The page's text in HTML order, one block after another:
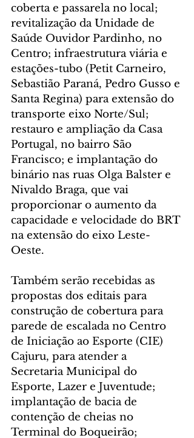
coberta e passarela no local;
revitalização da Unidade de
Saúde Ouvidor Pardinho, no
Centro; infraestrutura viária e
estações-tubo (Petit Carneiro,
Sebastião Paraná, Pedro Gusso e
Santa Regina) para extensão do
transporte eixo Norte/Sul;
restauro e ampliação da Casa
Portugal, no bairro São
Francisco; e implantação do
binário nas ruas Olga Balster e
Nivaldo Braga, que vai
proporcionar o aumento da
capacidade e velocidade do BRT
na extensão do eixo Leste-
Oeste.
Também serão recebidas as
propostas dos editais para
construção de cobertura para
parede de escalada no Centro
de Iniciação ao Esporte (CIE)
Cajuru, para atender a
Secretaria Municipal do
Esporte, Lazer e Juventude;
implantação de bacia de
contenção de cheias no
Terminal do Boqueirão;